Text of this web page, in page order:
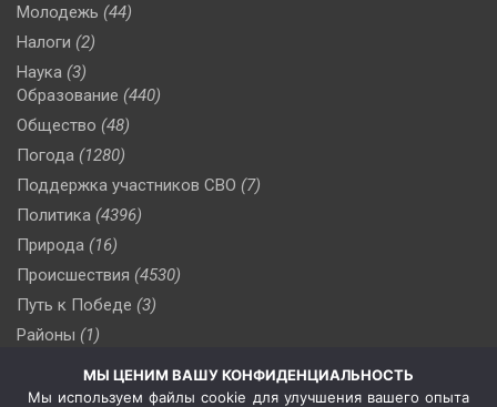
Молодежь (44)
Налоги (2)
Наука (3)
Образование (440)
Общество (48)
Погода (1280)
Поддержка участников СВО (7)
Политика (4396)
Природа (16)
Происшествия (4530)
Путь к Победе (3)
Районы (1)
(509)
Сельское хозяйство (3)
МЫ ЦЕНИМ ВАШУ КОНФИДЕНЦИАЛЬНОСТЬ
Мы используем файлы cookie для улучшения вашего опыта